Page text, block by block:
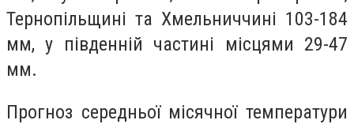
Тернопільщині та Хмельниччині 103-184
мм, у південній частині місцями 29-47
мм.
Прогноз середньої місячної температури